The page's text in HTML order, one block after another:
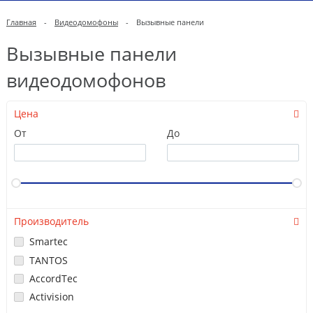
Главная - Видеодомофоны - Вызывные панели
Вызывные панели
видеодомофонов
Цена
От
До
Производитель
Smartec
TANTOS
AccordTec
Activision